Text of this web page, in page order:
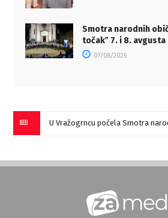
Smotra narodnih
točakˮ 7. i 8. avgusta
07/08/2026